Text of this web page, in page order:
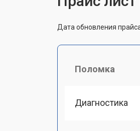
Дата обновления
Поломка
Диагностика